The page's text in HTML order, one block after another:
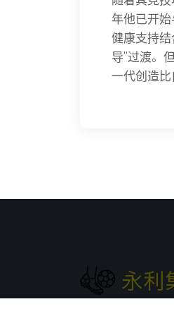
年他已开
健康支持结
导”过渡。
一代创造比